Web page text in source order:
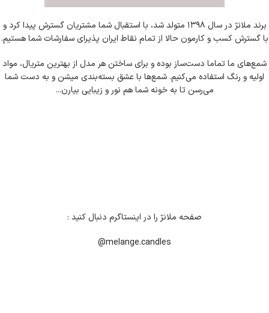
برند ملانژ در سال ۱۳۹۸ متولد شد، با استقبال شما مشتریان گسترش پیدا کرد و
با گسترش کسب‌ و کارمون حالا از تمام نقاط ایران پذیرای سفارشات شما هستیم.
شمع‌های ما تماما دست‌ساز بوده و برای ساختن هر مدل از بهترین متریال، مواد
اولیه و رنگ استفاده می‌کنیم. شمع‌ها با عشق بسته‌بندی میشن و به دست شما
می‌رسن تا به خونه شما هم نور و زیبایی بیارن...
صفحه ملانژ را در اینستاگرم دنبال کنید :
melange.candles@